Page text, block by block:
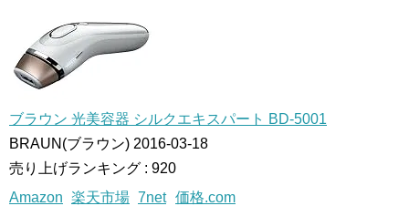
ブラウン 光美容器 シルクエキスパート BD-5001
BRAUN(ブラウン) 2016-03-18
売り上げランキング : 920
Amazon 楽天市場 7net 価格.com